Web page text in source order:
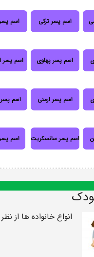
اسم پسر ترکی اسم
اسم پسر پهلوی اسم پسر
اسم پسر ارمنی اسم
اسم پسر سانسکریت اسم
انواع خانواده ها از